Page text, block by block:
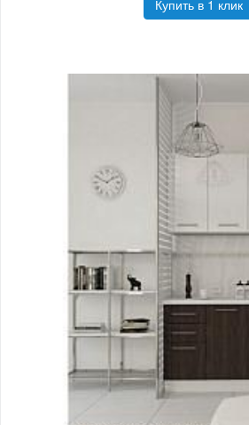
Купить в 1 клик